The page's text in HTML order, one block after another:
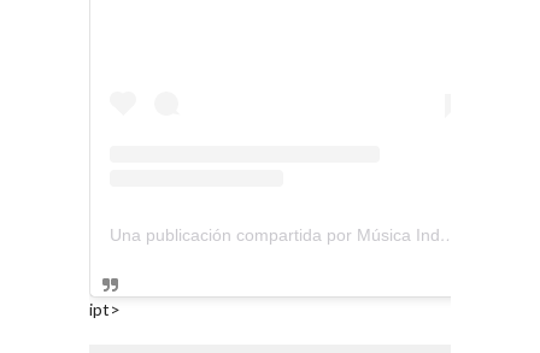
Una publicación compartida por Música Independiente Perú 🇵🇪 (@musica.independiente.peru)
ipt>